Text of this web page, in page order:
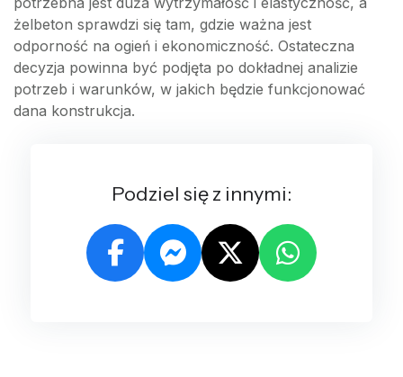
żelbeton sprawdzi się tam, gdzie ważna jest
odporność na ogień i ekonomiczność. Ostateczna
decyzja powinna być podjęta po dokładnej analizie
potrzeb i warunków, w jakich będzie funkcjonować
dana konstrukcja.
Podziel się z innymi: